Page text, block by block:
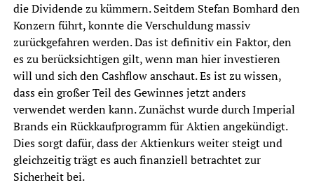
die Dividende zu kümmern. Seitdem Stefan Bomhard den
Konzern führt, konnte die Verschuldung massiv
zurückgefahren werden. Das ist definitiv ein Faktor, den
es zu berücksichtigen gilt, wenn man hier investieren
will und sich den Cashflow anschaut. Es ist zu wissen,
dass ein großer Teil des Gewinnes jetzt anders
verwendet werden kann. Zunächst wurde durch Imperial
Brands ein Rückkaufprogramm für Aktien angekündigt.
Dies sorgt dafür, dass der Aktienkurs weiter steigt und
gleichzeitig trägt es auch finanziell betrachtet zur
Sicherheit bei.